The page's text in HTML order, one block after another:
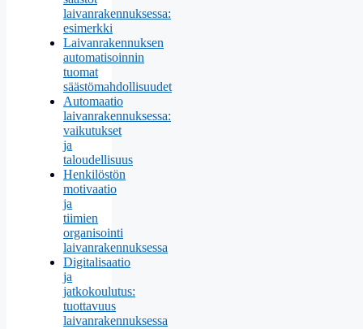
laivanrakennuksessa:
esimerkki
Laivanrakennuksen
automatisoinnin
tuomat
säästömahdollisuudet
Automaatio
laivanrakennuksessa:
vaikutukset
ja
taloudellisuus
Henkilöstön
motivaatio
ja
tiimien
organisointi
laivanrakennuksessa
Digitalisaatio
ja
jatkokoulutus:
tuottavuus
laivanrakennuksessa